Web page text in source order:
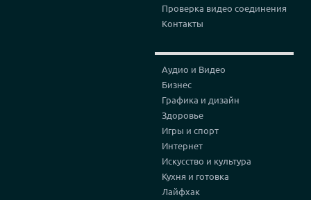
Проверка видео соединения
Контакты
Аудио и Видео
Бизнес
Графика и дизайн
Здоровье
Игры и спорт
Интернет
Искусство и культура
Кухня и готовка
Лайфхак